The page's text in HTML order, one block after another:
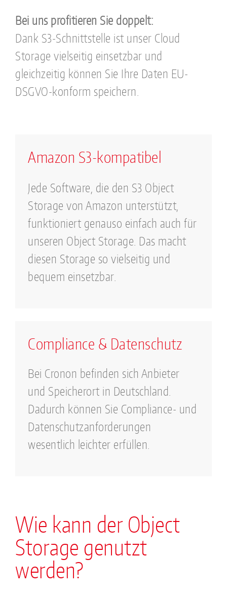
Bei uns profitieren Sie doppelt:
Dank S3-Schnittstelle ist unser Cloud
Storage vielseitig einsetzbar und
gleichzeitig können Sie Ihre Daten EU-
DSGVO-konform speichern.
Amazon S3-kompatibel
Jede Software, die den S3 Object
Storage von Amazon unterstützt,
funktioniert genauso einfach auch für
unseren Object Storage. Das macht
diesen Storage so vielseitig und
bequem einsetzbar.
Compliance & Datenschutz
Bei Cronon befinden sich Anbieter
und Speicherort in Deutschland.
Dadurch können Sie Compliance- und
Datenschutzanforderungen
wesentlich leichter erfüllen.
Wie kann der Object
Storage genutzt
werden?